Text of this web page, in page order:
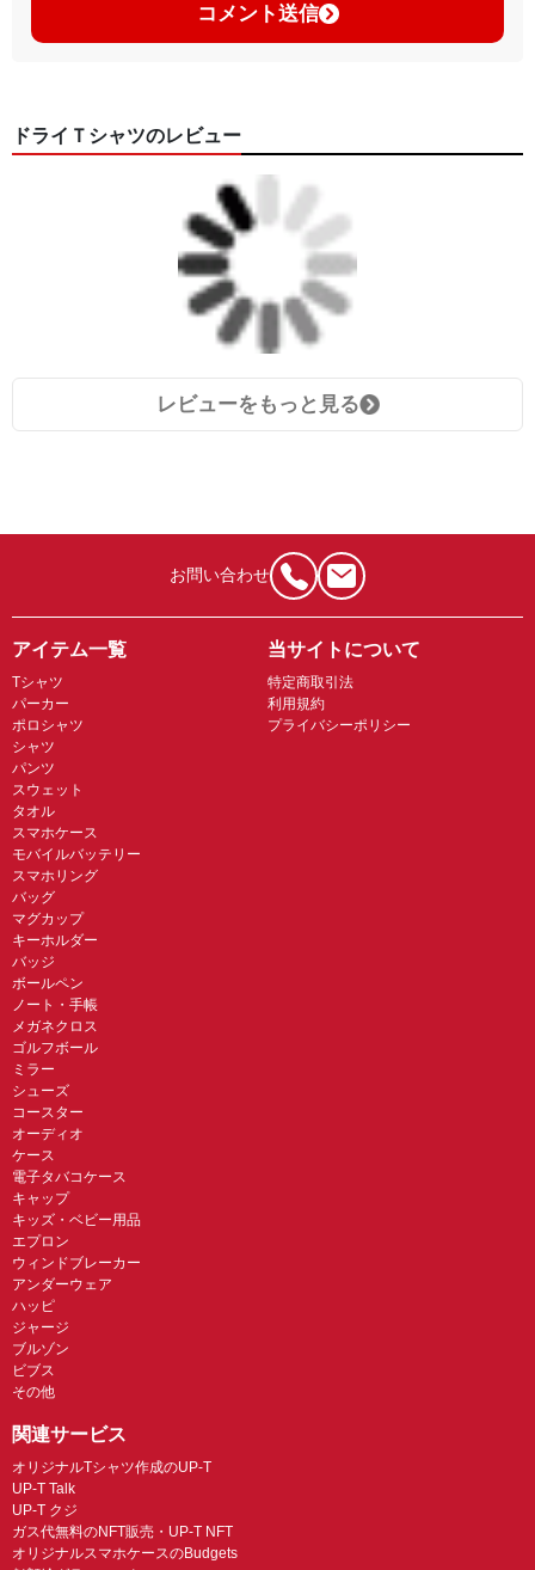
コメント送信
ドライＴシャツのレビュー
レビューをもっと見る
お問い合わせ
アイテム一覧
Tシャツ
パーカー
ポロシャツ
シャツ
パンツ
スウェット
タオル
スマホケース
モバイルバッテリー
スマホリング
バッグ
マグカップ
キーホルダー
バッジ
ボールペン
ノート・手帳
メガネクロス
ゴルフボール
ミラー
シューズ
コースター
オーディオ
ケース
電子タバコケース
キャップ
キッズ・ベビー用品
エプロン
ウィンドブレーカー
アンダーウェア
ハッピ
ジャージ
ブルゾン
ビブス
その他
当サイトについて
特定商取引法
利用規約
プライバシーポリシー
関連サービス
オリジナルTシャツ作成のUP-T
UP-T Talk
UP-T クジ
ガス代無料のNFT販売・UP-T NFT
オリジナルスマホケースのBudgets